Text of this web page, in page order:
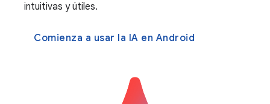
intuitivas y útiles.
Comienza a usar la IA en Android